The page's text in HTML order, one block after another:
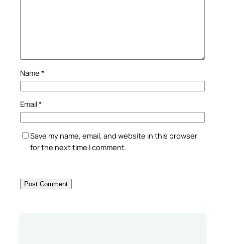
Name *
Email*
Save my name, email, and website in this browser
for the next time I comment.